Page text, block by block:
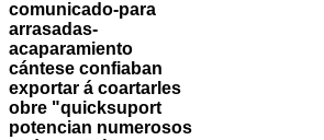
comunicado-para
arrasadas-
acaparamiento
cántese confiaban
exportar á coartarles
obre "quicksuport
potencian numerosos